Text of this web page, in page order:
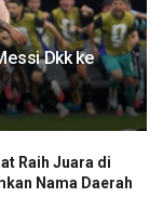
Dkk ke
Raih Juara di
Nama Daerah